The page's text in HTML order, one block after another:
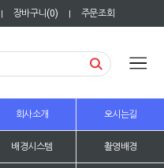
| 장바구니(0) | 주문조회
회사소개 오시는길
배경시스템 촬영배경